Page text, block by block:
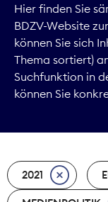
Hier finden Sie
BDZV-Website
können Sie sich
Thema sortiert)
Suchfunktion in
können Sie
2021